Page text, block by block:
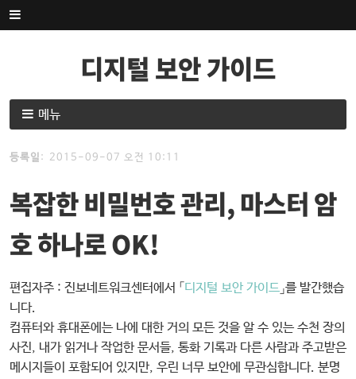
내
용
뛰
기
디지털 보안 가이드
용
으
너
기
메뉴
등록일 : 2015-09-07 오전 10:11
복잡한 비밀번호 관리, 마스터 암
호 하나로 OK!
편집자주 : 진보네트워크센터에서 「디지털 보안 가이드 」를 발간했습
니다.
컴퓨터와 휴대폰에는 나에 대한 거의 모든 것을 알 수 있는 수천 장의
사진, 내가 읽거나 작업한 문서들, 통화 기록과 다른 사람과 주고받은
메시지들이 포함되어 있지만, 우린 너무 보안에 무관심합니다. 분명